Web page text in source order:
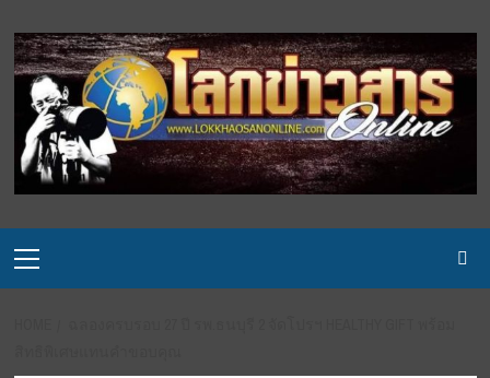
to
content
Menu